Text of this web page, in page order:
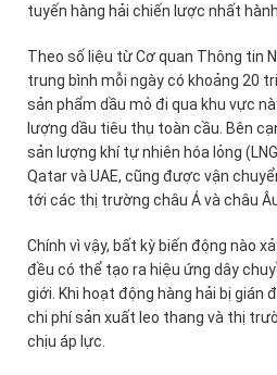
tuyến hàng hải chiến lược nhất
Theo số liệu từ Cơ quan Thông tin
trung bình mỗi ngày có khoảng 20
sản phẩm dầu mỏ đi qua khu vực
lượng dầu tiêu thụ toàn cầu. Bên
sản lượng khí tự nhiên hóa lỏng
Qatar và UAE, cũng được vận
tới các thị trường châu Á và châu
Chính vì vậy, bất kỳ biến động nào
đều có thể tạo ra hiệu ứng dây
giới. Khi hoạt động hàng hải bị gián
chi phí sản xuất leo thang và thị
chịu áp lực.